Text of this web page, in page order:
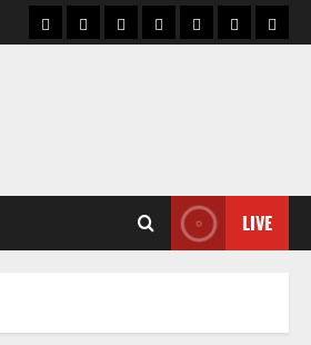
ราคาแนว
ข่าว
ข่าว
ดูด
ที่
ผู้ชา
LIVE